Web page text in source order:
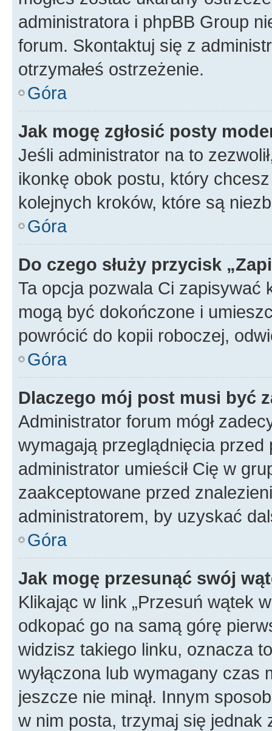
administratora i phpBB Group
forum. Skontaktuj się z
otrzymałeś ostrzeżenie.
Góra
Jak mogę zgłosić posty
Jeśli administrator na to
ikonkę obok postu, który
kolejnych kroków, które są
Góra
Do czego służy przycisk
Ta opcja pozwala Ci zapisywać
mogą być dokończone i
powrócić do kopii roboczej,
Góra
Dlaczego mój post musi być
Administrator forum mógł
wymagają przeglądnięcia
administrator umieścił Cię w
zaakceptowane przed
administratorem, by uzyskać
Góra
Jak mogę przesunąć swój
Klikając w link „Przesuń wątek
odkopać go na samą górę
widzisz takiego linku, oznacza
wyłączona lub wymagany czas
jeszcze nie minął. Innym
w nim posta, trzymaj się jednak